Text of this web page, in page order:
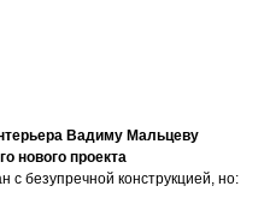
Вадиму Мальцеву
нового проекта
с безупречной конструкцией, но: